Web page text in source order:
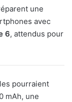
une
avec
6, attendus pour
pourraient
mAh, une